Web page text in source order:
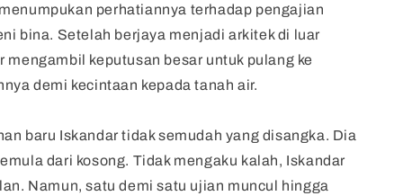
perhatiannya terhadap pengajian
bina. Setelah berjaya menjadi arkitek di luar
mengambil keputusan besar untuk pulang ke
demi kecintaan kepada tanah air.
baru Iskandar tidak semudah yang disangka. Dia
dari kosong. Tidak mengaku kalah, Iskandar
Namun, satu demi satu ujian muncul hingga